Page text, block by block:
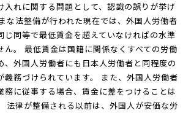
入れに関する問題として、認識の誤りが挙げ
な法整備が行われた現在では、外国人労働者
じ同等で最低賃金を超えていなければの水準
ん。 最低賃金は国籍に関係なくすべての労働
、外国人労働者にも日本人労働者と同程度の
義務づけられています。 また、外国人労働者
務に従事する場合、賃金に差をつけることは
法律が整備される以前は、外国人が安価な労